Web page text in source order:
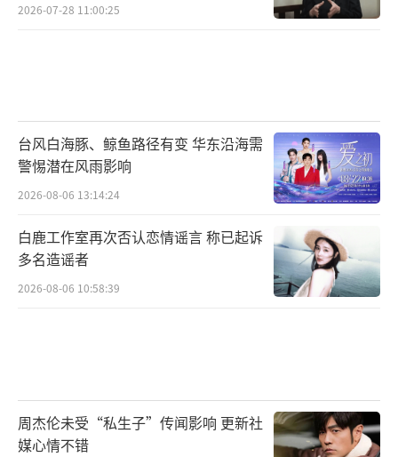
2026-07-28 11:00:25
台风白海豚、鲸鱼路径有变 华东沿海需
警惕潜在风雨影响
2026-08-06 13:14:24
白鹿工作室再次否认恋情谣言 称已起诉
多名造谣者
2026-08-06 10:58:39
周杰伦未受“私生子”传闻影响 更新社
媒心情不错